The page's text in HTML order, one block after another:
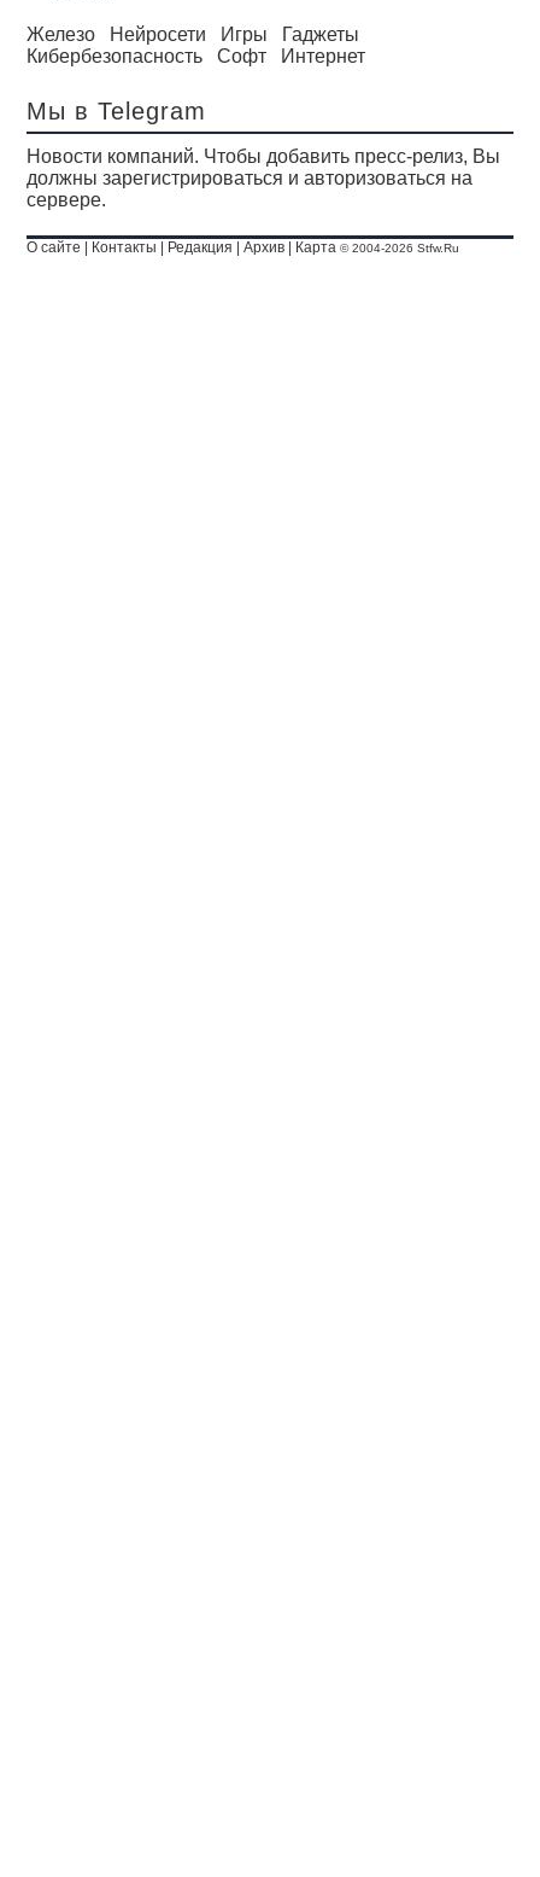
Железо Нейросети Игры
Гаджеты
Кибербезопасность
Софт Интернет
Мы в Telegram
Новости компаний. Чтобы добавить пресс-релиз, Вы
должны зарегистрироваться и авторизоваться на
сервере.
О сайте Контакты Редакция |Архив Карта © 2004-2026 Stfw.Ru